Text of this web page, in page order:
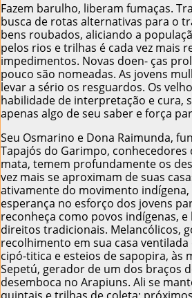
Fazem barulho, liberam fumaças.
busca de rotas alternativas para o
bens roubados, aliciando a
pelos rios e trilhas é cada vez mais
impedimentos. Novas doen- ças
pouco são nomeadas. As jovens
levar a sério os resguardos. Os
habilidade de interpretação e cura,
apenas algo de seu saber e força
Seu Osmarino e Dona Raimunda,
Tapajós do Garimpo, conhecedores
mata, temem profundamente os
vez mais se aproximam de suas
ativamente do movimento
esperança no esforço dos jovens
reconheça como povos indígenas, e
direitos tradicionais. Melancólicos,
recolhimento em sua casa
cipó-titica e esteios de sapopira, às
Sepetú, gerador de um dos braços
desemboca no Arapiuns. Ali se